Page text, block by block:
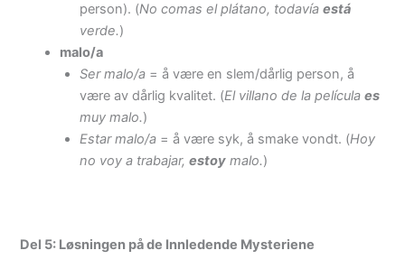
person). (No comas el plátano, todavíaestá
verde.)
malo/a
Ser malo/a = å være en slem/dårlig person, å
være av dårlig kvalitet. (El villano de la películaes
muy malo.)
Estar malo/a = å være syk, å smake vondt. (Hoy
no voy a trabajar,estoy malo.)
Del 5: Løsningen på de Innledende Mysteriene